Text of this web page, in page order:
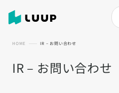
HOME IR – お問い合わせ
IR – お問い合わせ